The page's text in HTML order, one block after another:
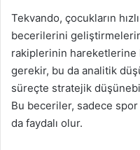
Tekvando, çocukların
becerilerini
rakiplerinin hareketlerine
gerekir, bu da analitik
süreçte stratejik
Bu beceriler, sadece
da faydalı olur.